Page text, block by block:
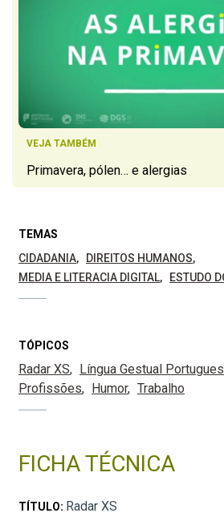
VEJA TAMBÉM
Primavera, pólen… e alergias
TEMAS
CIDADANIA
DIREITOS HUMANOS
MEDIA E LITERACIA DIGITAL
ESTUDO
TÓPICOS
Radar XS Língua Gestual
Profissões
Humor Trabalho
FICHA TÉCNICA
TÍTULO: Radar XS